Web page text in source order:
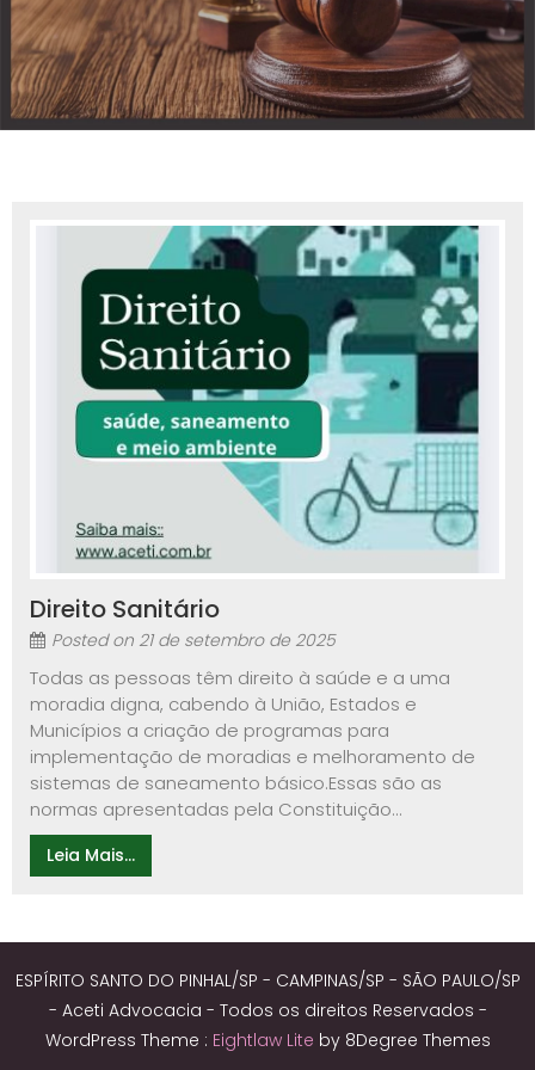
Direito Sanitário
Posted on 21 de setembro de 2025
Todas as pessoas têm direito à saúde e a uma
moradia digna, cabendo à União, Estados e
Municípios a criação de programas para
implementação de moradias e melhoramento de
sistemas de saneamento básico.Essas são as
normas apresentadas pela Constituição...
Leia Mais...
ESPÍRITO SANTO DO PINHAL/SP - CAMPINAS/SP - SÃO PAULO/SP
- Aceti Advocacia - Todos os direitos Reservados -
WordPress Theme : Eightlaw Lite by 8Degree Themes